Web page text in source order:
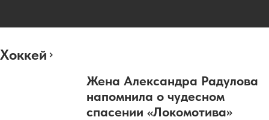
Хоккей
Жена Александра Радулова
напомнила о чудесном
спасении «Локомотива»